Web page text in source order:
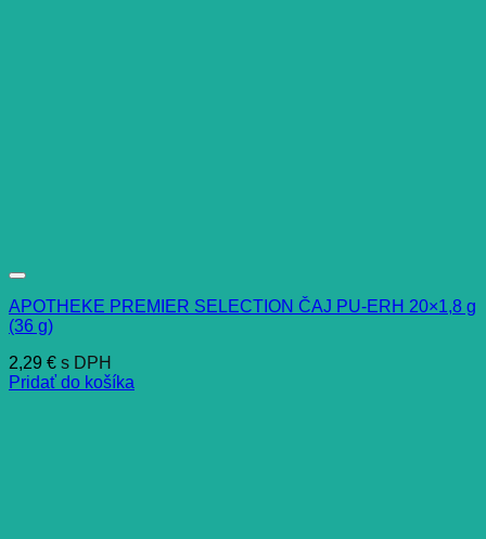
APOTHEKE PREMIER SELECTION ČAJ PU-ERH 20×1,8 g
(36 g)
2,29 € s DPH
Pridať do košíka